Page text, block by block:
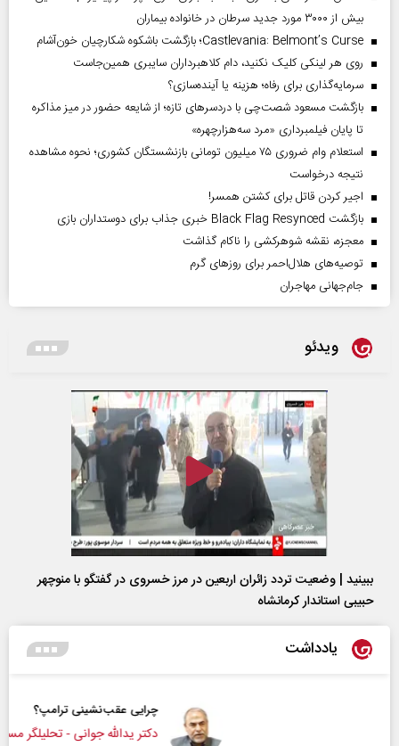
بیش از ۳۰۰۰ مورد جدید سرطان در خانواده بیماران
Castlevania: Belmont’s Curse؛ بازگشت باشکوه شکارچیان خون‌آشام
روی هر لینکی کلیک نکنید، دام کلاهبرداران سایبری همین‌جاست
سرمایه‌گذاری برای رفاه؛ هزینه یا آینده‌سازی؟
بازگشت مسعود شصت‌چی با دردسر‌های تازه؛ از شایعه حضور در میز مذاکره
تا پایان فیلمبرداری «مرد سه‌هزارچهره»
استعلام وام ضروری ۷۵ میلیون تومانی بازنشستگان کشوری؛ نحوه مشاهده
نتیجه درخواست
اجیر کردن قاتل برای کشتن همسر!
بازگشت Black Flag Resynced خبری جذاب برای دوستداران بازی
معجزه، نقشه شوهرکشی را ناکام گذاشت
توصیه‌های هلال‌احمر برای روز‌های گرم
جام‌جهانی مهاجران
ویدئو
ببینید | وضعیت تردد زائران اربعین در مرز خسروی در گفتگو با منوچهر
حبیبی استاندار کرمانشاه
یادداشت
چرایی عقب‌نشینی ترامپ؟
دکتر یدالله جوانی - تحلیلگر مسائل سیاسی